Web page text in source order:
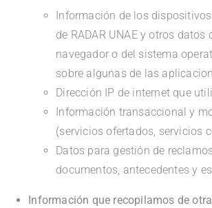
Información de los
de RADAR UNAE y otros
navegador o del sistema
sobre algunas de las
Dirección IP de internet que
Información transaccional y
(servicios ofertados, servicios
Datos para gestión de
documentos, antecedentes y
Información que recopilamos de